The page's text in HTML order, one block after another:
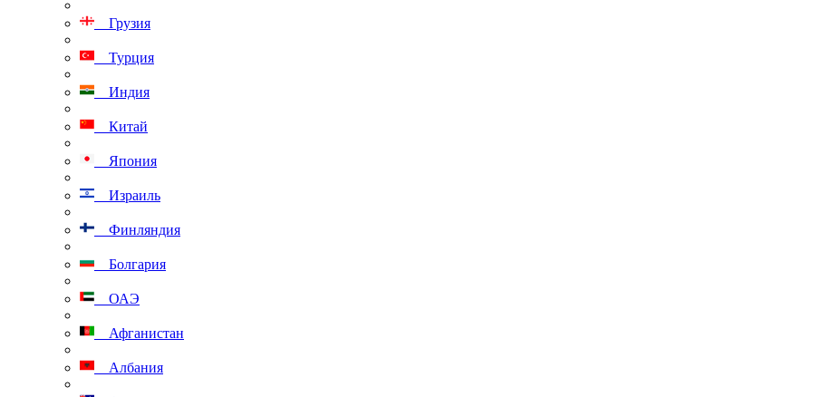
Грузия
Турция
Индия
Китай
Япония
Израиль
Финляндия
Болгария
ОАЭ
Афганистан
Албания